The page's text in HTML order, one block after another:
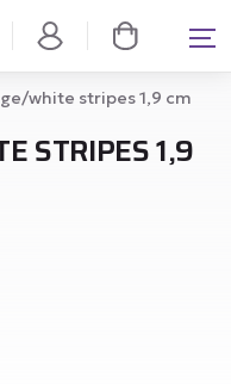
white stripes 1,9 cm
STRIPES 1,9